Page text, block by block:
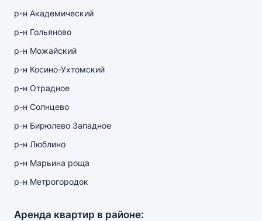
р-н Академический
р-н Гольяново
р-н Можайский
р-н Косино-Ухтомский
р-н Отрадное
р-н Солнцево
р-н Бирюлево Западное
р-н Люблино
р-н Марьина роща
р-н Метрогородок
Аренда квартир в районе: